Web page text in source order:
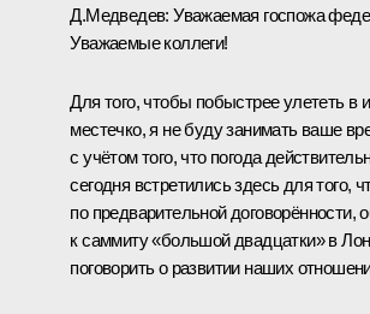
Д.Медведев: Уважаемая госпожа
Уважаемые коллеги!
Для того, чтобы побыстрее улететь в
местечко, я не буду занимать ваше
с учётом того, что погода
сегодня встретились здесь для того,
по предварительной договорённости,
к саммиту «большой двадцатки» в
поговорить о развитии наших